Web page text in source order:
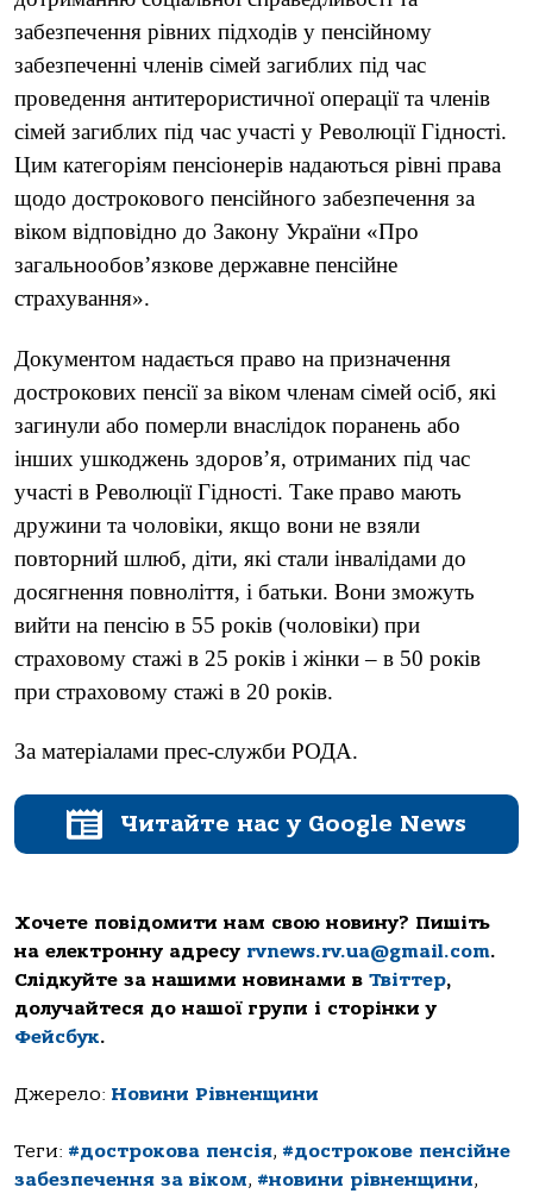
забезпечення рівних підходів у пенсійному
забезпеченні членів сімей загиблих під час
проведення антитерористичної операції та членів
сімей загиблих під час участі у Революції Гідності.
Цим категоріям пенсіонерів надаються рівні права
щодо дострокового пенсійного забезпечення за
віком відповідно до Закону України «Про
загальнообов’язкове державне пенсійне
страхування».
Документом надається право на призначення
дострокових пенсії за віком членам сімей осіб, які
загинули або померли внаслідок поранень або
інших ушкоджень здоров’я, отриманих під час
участі в Революції Гідності. Таке право мають
дружини та чоловіки, якщо вони не взяли
повторний шлюб, діти, які стали інвалідами до
досягнення повноліття, і батьки. Вони зможуть
вийти на пенсію в 55 років (чоловіки) при
страховому стажі в 25 років і жінки – в 50 років
при страховому стажі в 20 років.
За матеріалами прес-служби РОДА.
Читайте нас у Google News
Хочете повідомити нам свою новину? Пишіть
на електронну адресу rvnews.rv.ua@gmail.com.
Слідкуйте за нашими новинами в Твіттер,
долучайтеся до нашої групи і сторінки у
Фейсбук.
Джерело: Новини Рівненщини
Теги: #дострокова пенсія, #дострокове пенсійне
забезпечення за віком, #новини рівненщини,